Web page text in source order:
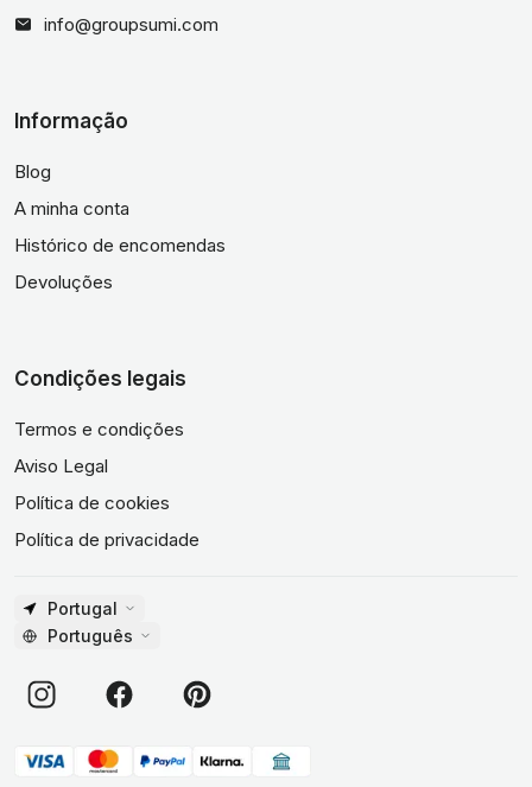
info@groupsumi.com
Informação
Blog
A minha conta
Histórico de encomendas
Devoluções
Condições legais
Termos e condições
Aviso Legal
Política de cookies
Política de privacidade
Portugal
Português